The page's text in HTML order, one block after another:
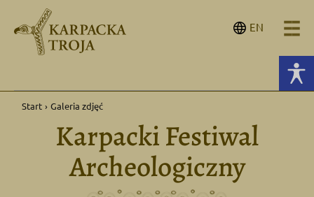
EN
Start › Galeria zdjęć
Karpacki Festiwal
Archeologiczny